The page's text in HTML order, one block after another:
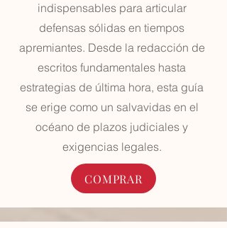
indispensables para articular
defensas sólidas en tiempos
apremiantes. Desde la redacción de
escritos fundamentales hasta
estrategias de última hora, esta guía
se erige como un salvavidas en el
océano de plazos judiciales y
exigencias legales.
COMPRAR